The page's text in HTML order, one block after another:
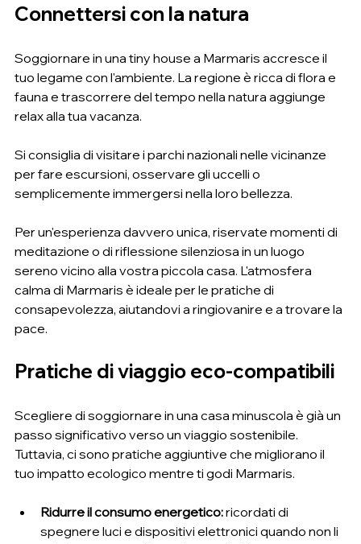
Connettersi con la natura
Soggiornare in una tiny house a Marmaris accresce il
tuo legame con l'ambiente. La regione è ricca di flora e
fauna e trascorrere del tempo nella natura aggiunge
relax alla tua vacanza.
Si consiglia di visitare i parchi nazionali nelle vicinanze
per fare escursioni, osservare gli uccelli o
semplicemente immergersi nella loro bellezza.
Per un'esperienza davvero unica, riservate momenti di
meditazione o di riflessione silenziosa in un luogo
sereno vicino alla vostra piccola casa. L'atmosfera
calma di Marmaris è ideale per le pratiche di
consapevolezza, aiutandovi a ringiovanire e a trovare la
pace.
Pratiche di viaggio eco-compatibili
Scegliere di soggiornare in una casa minuscola è già un
passo significativo verso un viaggio sostenibile.
Tuttavia, ci sono pratiche aggiuntive che migliorano il
tuo impatto ecologico mentre ti godi Marmaris.
Ridurre il consumo energetico: ricordati di
spegnere luci e dispositivi elettronici quando non li